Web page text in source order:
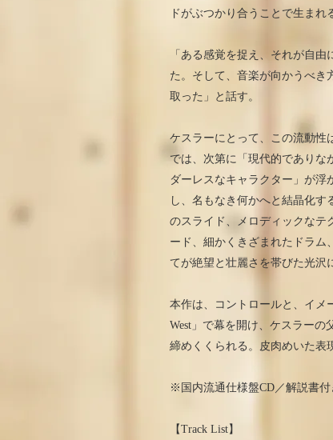
ドがぶつかり合うことで生まれ
「ある感覚を捉え、それが自
た。そして、音楽が向かうべき
取った」と話す。
ケスラーにとって、この流動性
では、次第に「現代的でありな
ダーレスなキャラクター」が浮
し、名もなき何かへと結晶化
のスライド、メロディックなテ
ード、細かくきざまれたドラム
てが絶望と壮麗さを帯びた光沢
本作は、コントロールと、イメ
West」で幕を開け、ケスラー
締めくくられる。皮肉めいた表
※国内流通仕様盤CD／解説書付
【Track List】